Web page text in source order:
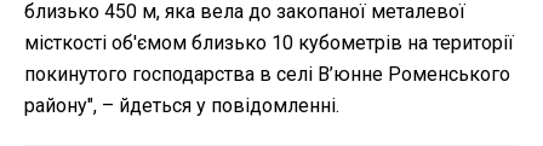
близько 450 м, яка вела до закопаної металевої
місткості об'ємом близько 10 кубометрів на території
покинутого господарства в селі В’юнне Роменського
району", – йдеться у повідомленні.